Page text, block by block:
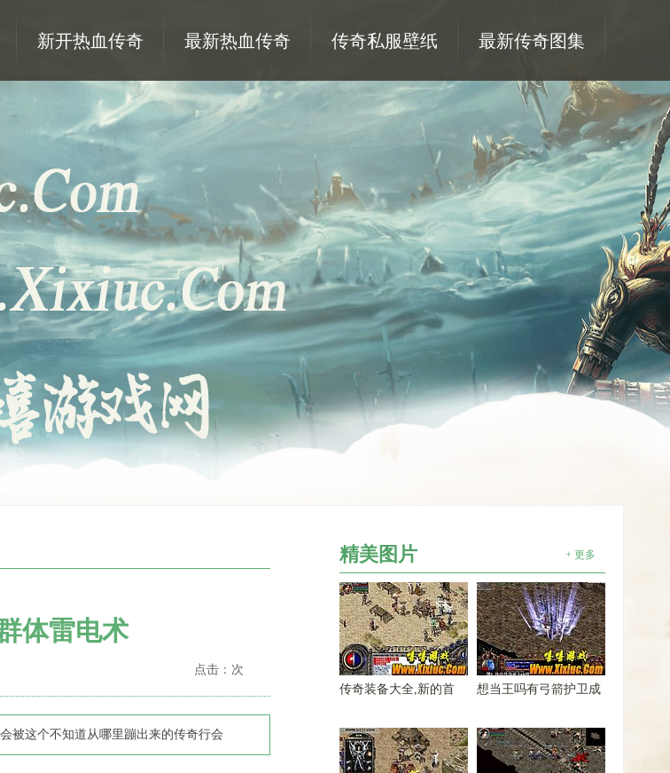
新开热血传奇 最新热血传奇 传奇私服壁纸 最新传奇图集
体雷电术
点击： 次
被这个不知道从哪里蹦出来的传奇行会
精美图片 + 更多
传奇装备大全,新的首 想当王吗有弓箭护卫成